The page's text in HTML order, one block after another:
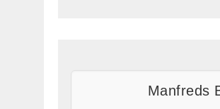
Manfreds